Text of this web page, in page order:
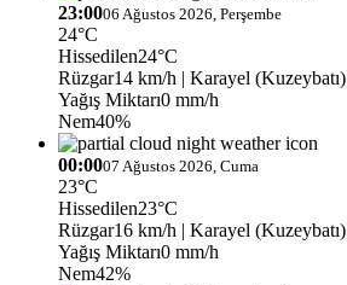
23:0006 Ağustos 2026, Perşembe
24°C
Hissedilen24°C
Rüzgar14 km/h | Karayel (Kuzeybatı)
Yağış Miktarı0 mm/h
Nem40%
00:0007 Ağustos 2026, Cuma
23°C
Hissedilen23°C
Rüzgar16 km/h | Karayel (Kuzeybatı)
Yağış Miktarı0 mm/h
Nem42%